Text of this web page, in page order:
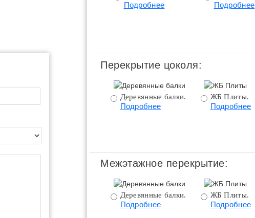
Подробнее Подробнее
Перекрытие цоколя:
Деревянные балки.
Подробнее
ЖБ Плиты.
Подробнее
Межэтажное перекрытие:
Деревянные балки.
Подробнее
ЖБ Плиты.
Подробнее